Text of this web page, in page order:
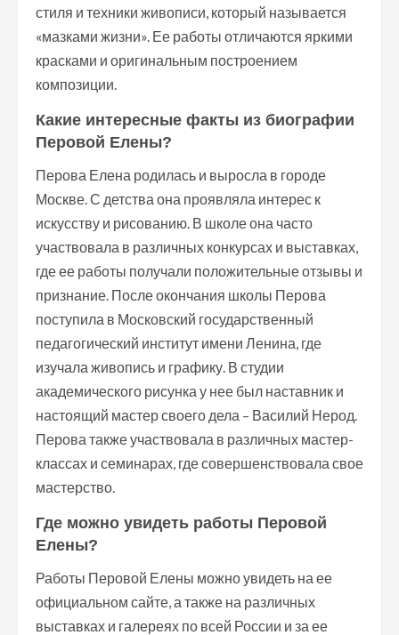
стиля и техники живописи, который называется
«мазками жизни». Ее работы отличаются яркими
красками и оригинальным построением
композиции.
Какие интересные факты из биографии
Перовой Елены?
Перова Елена родилась и выросла в городе
Москве. С детства она проявляла интерес к
искусству и рисованию. В школе она часто
участвовала в различных конкурсах и выставках,
где ее работы получали положительные отзывы и
признание. После окончания школы Перова
поступила в Московский государственный
педагогический институт имени Ленина, где
изучала живопись и графику. В студии
академического рисунка у нее был наставник и
настоящий мастер своего дела – Василий Нерод.
Перова также участвовала в различных мастер-
классах и семинарах, где совершенствовала свое
мастерство.
Где можно увидеть работы Перовой
Елены?
Работы Перовой Елены можно увидеть на ее
официальном сайте, а также на различных
выставках и галереях по всей России и за ее